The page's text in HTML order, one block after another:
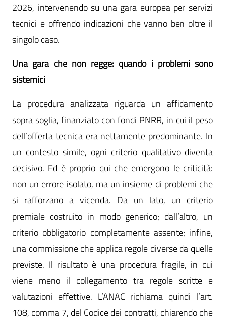
2026, intervenendo su una gara europea per servizi
tecnici e offrendo indicazioni che vanno ben oltre il
singolo caso.
Una gara che non regge: quando i problemi sono
sistemici
La procedura analizzata riguarda un affidamento
sopra soglia, finanziato con fondi PNRR, in cui il peso
dell’offerta tecnica era nettamente predominante. In
un contesto simile, ogni criterio qualitativo diventa
decisivo. Ed è proprio qui che emergono le criticità:
non un errore isolato, ma un insieme di problemi che
si rafforzano a vicenda. Da un lato, un criterio
premiale costruito in modo generico; dall’altro, un
criterio obbligatorio completamente assente; infine,
una commissione che applica regole diverse da quelle
previste. Il risultato è una procedura fragile, in cui
viene meno il collegamento tra regole scritte e
valutazioni effettive. L’ANAC richiama quindi l’art.
108, comma 7, del Codice dei contratti, chiarendo che